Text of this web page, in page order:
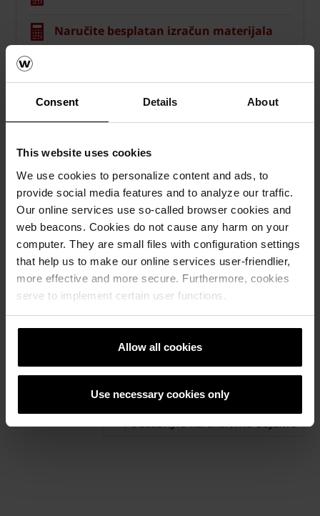
Consent Details About
This website uses cookies
We use cookies to personalize content and ads, to
provide social media features and to analyze our traffic.
Our online services use so-called browser cookies and
web beacons. Cookies do not cause any harm on your
computer. They are small files with configuration settings
that help us to make our online services user-friendlier,
more effective and more secure. Furthermore, cookies
serve to implement certain user functions.
Allow all cookies
Use necessary cookies only
Naručite besplatan izračun materijala
Katalozi, brošure i tehnička
dokumentacija
Referetni objekti
POGLEDAJTE REFERENTNE OBJEKTE